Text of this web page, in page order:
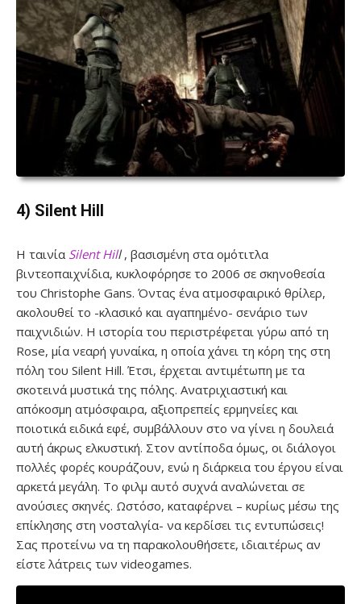
4) Silent Hill
Η ταινία Silent Hill, βασισμένη στα ομότιτλα
βιντεοπαιχνίδια, κυκλοφόρησε το 2006 σε σκηνοθεσία
του Christophe Gans. Όντας ένα ατμοσφαιρικό θρίλερ,
ακολουθεί το -κλασικό και αγαπημένο- σενάριο των
παιχνιδιών. H ιστορία του περιστρέφεται γύρω από τη
Rose, μία νεαρή γυναίκα, η οποία χάνει τη κόρη της στη
πόλη του Silent Hill. Έτσι, έρχεται αντιμέτωπη με τα
σκοτεινά μυστικά της πόλης. Ανατριχιαστική και
απόκοσμη ατμόσφαιρα, αξιοπρεπείς ερμηνείες και
ποιοτικά ειδικά εφέ, συμβάλλουν στο να γίνει η δουλειά
αυτή άκρως ελκυστική. Στον αντίποδα όμως, οι διάλογοι
πολλές φορές κουράζουν, ενώ η διάρκεια του έργου είναι
αρκετά μεγάλη. Το φιλμ αυτό συχνά αναλώνεται σε
ανούσιες σκηνές. Ωστόσο, καταφέρνει – κυρίως μέσω της
επίκλησης στη νοσταλγία- να κερδίσει τις εντυπώσεις!
Σας προτείνω να τη παρακολουθήσετε, ιδιαιτέρως αν
είστε λάτρεις των videogames.